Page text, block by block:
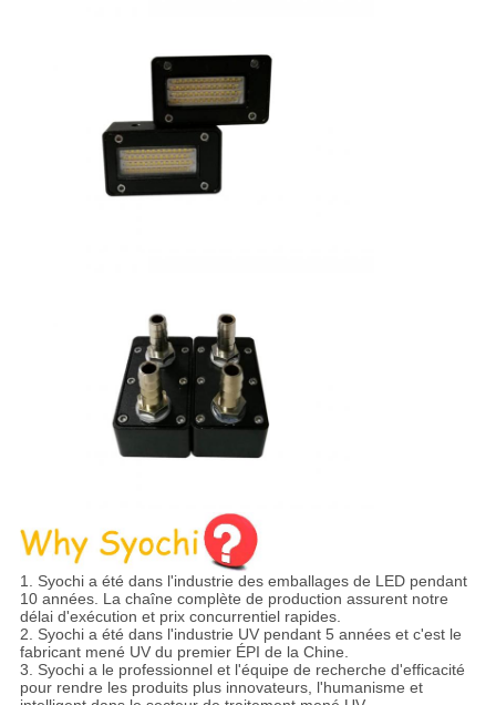
1. Syochi a été dans l'industrie des emballages de LED pendant
10 années. La chaîne complète de production assurent notre
délai d'exécution et prix concurrentiel rapides.
2. Syochi a été dans l'industrie UV pendant 5 années et c'est le
fabricant mené UV du premier ÉPI de la Chine.
3. Syochi a le professionnel et l'équipe de recherche d'efficacité
pour rendre les produits plus innovateurs, l'humanisme et